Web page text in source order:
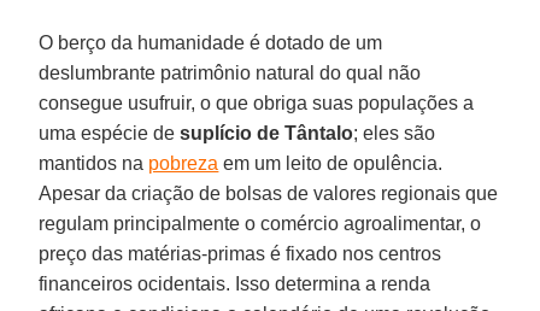
O berço da humanidade é dotado de um
deslumbrante patrimônio natural do qual não
consegue usufruir, o que obriga suas populações a
uma espécie desuplício de Tântalo; eles são
mantidos na pobreza em um leito de opulência.
Apesar da criação de bolsas de valores regionais que
regulam principalmente o comércio agroalimentar, o
preço das matérias-primas é fixado nos centros
financeiros ocidentais. Isso determina a renda